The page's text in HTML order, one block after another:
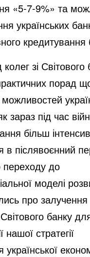
«5-7-9%» та
українських
кредитування
зі Світового
порад
зараз під час
більш
в післявоєнний
до
моделі
про залучення
банку
нашої стратегії
української